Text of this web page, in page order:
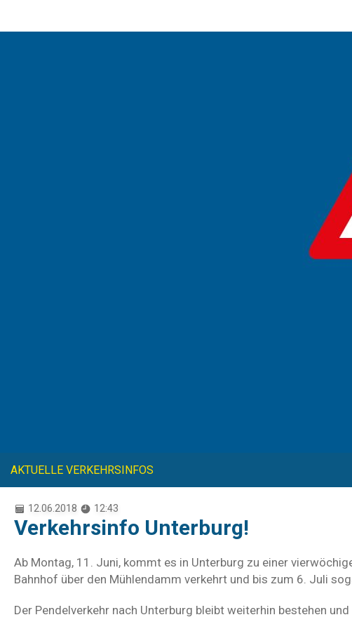
AKTUELLE VERKEHRSINFOS
12.06.2018 12:43
Verkehrsinfo Unterburg!
Ab Montag, 11. Juni, kommt es in Unterburg zu einer
Bahnhof über den Mühlendamm verkehrt und bis zum 6. Juli
Der Pendelverkehr nach Unterburg bleibt weiterhin bestehen